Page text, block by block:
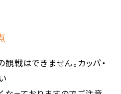
戦はできません。カッパ・